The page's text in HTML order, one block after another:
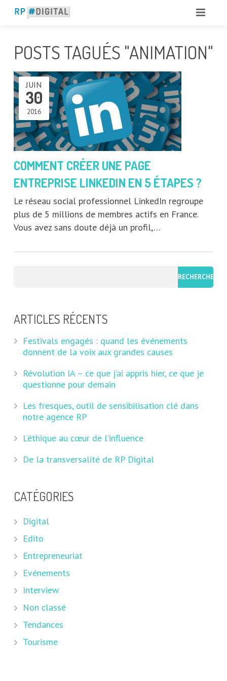
POSTS TAGUÉS "ANIMATION"
COMMENT CRÉER UNE PAGE
ENTREPRISE LINKEDIN EN 5 ÉTAPES ?
JUIN
30
2016
Le réseau social professionnel LinkedIn regroupe
plus de 5 millions de membres actifs en France.
Vous avez sans doute déjà un profil,…
ARTICLES RÉCENTS
Festivals engagés : quand les événements
donnent de la voix aux grandes causes
Révolution IA – ce que j’ai appris hier, ce que je
questionne pour demain
Les fresques, outil de sensibilisation clé dans
notre agence RP
L’éthique au cœur de l’influence
De la transversalité de RP Digital
CATÉGORIES
Digital
Edito
Entrepreneuriat
Evénements
Interview
Non classé
Tendances
Tourisme